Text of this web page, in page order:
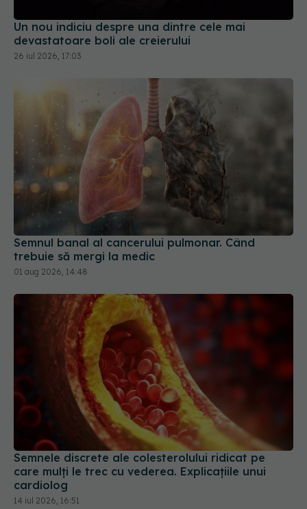
Un nou indiciu despre una dintre cele mai
devastatoare boli ale creierului
26 iul 2026, 17:03
Semnul banal al cancerului pulmonar. Când
trebuie să mergi la medic
01 aug 2026, 14:48
Semnele discrete ale colesterolului ridicat pe
care mulți le trec cu vederea. Explicațiile unui
cardiolog
14 iul 2026, 16:51